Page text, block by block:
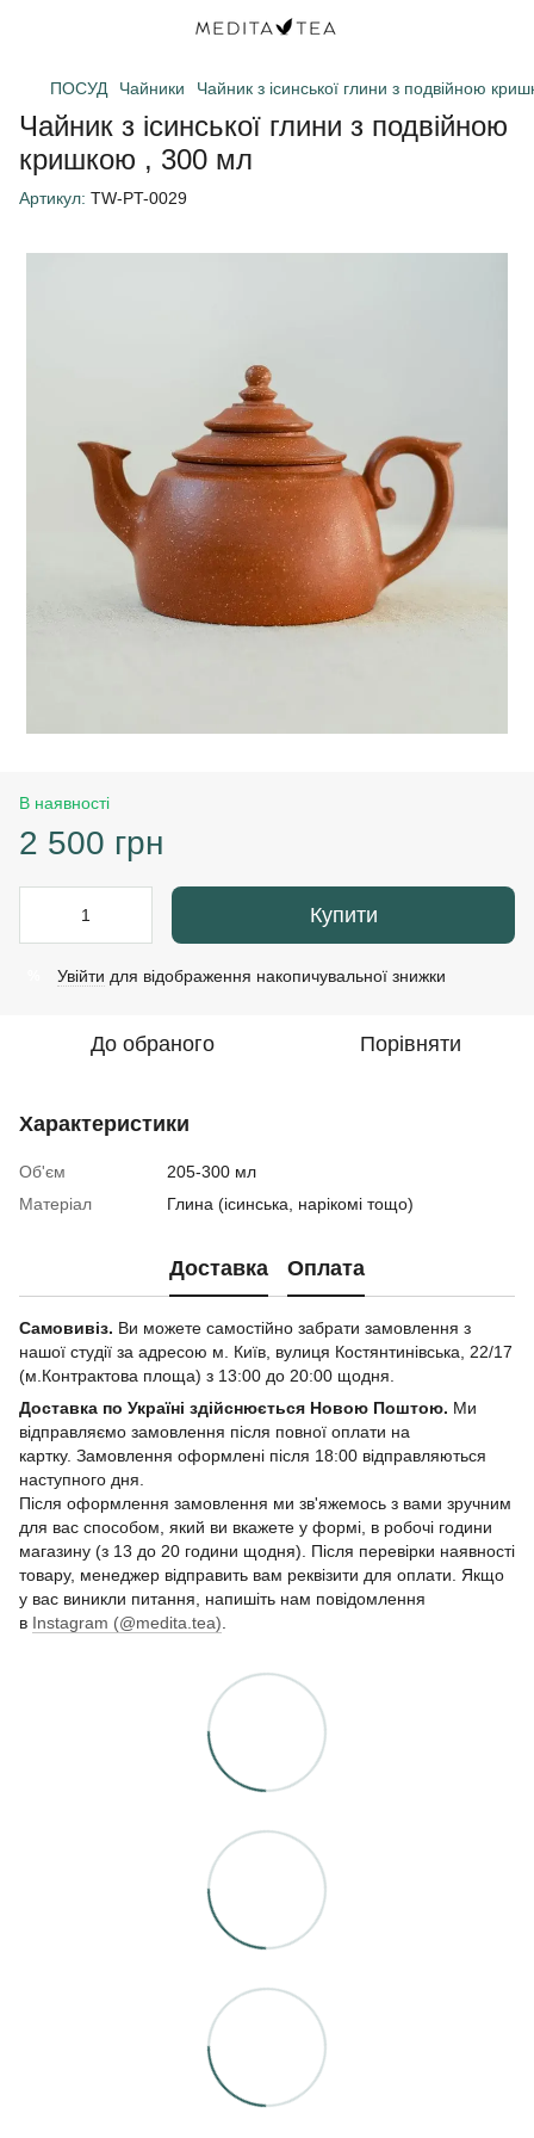
ПОСУД Чайники Чайник з ісинської глини з подвійною
Чайник з ісинської глини з подвійною
кришкою , 300 мл
Артикул: TW-PT-0029
В наявності
2 500 грн
Купити
Увійти для відображення накопичувальної знижки
До обраного Порівняти
Характеристики
Об'єм
205-300 мл
Матеріал
Глина (ісинська, нарікомі тощо)
Доставка Оплата
Самовивіз. Ви можете самостійно забрати замовлення з
нашої студії за адресою м. Київ, вулиця Костянтинівська, 22/17
(м.Контрактова площа) з 13:00 до 20:00 щодня.
Доставка по Україні здійснюється Новою Поштою. Ми
відправляємо замовлення після повної оплати на
картку. Замовлення оформлені після 18:00 відправляються
наступного дня.
Після оформлення замовлення ми зв'яжемось з вами зручним
для вас способом, який ви вкажете у формі, в робочі години
магазину (з 13 до 20 години щодня). Після перевірки наявності
товару, менеджер відправить вам реквізити для оплати. Якщо
у вас виникли питання, напишіть нам повідомлення
в Instagram (@medita.tea)